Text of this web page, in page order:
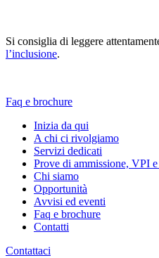
Si consiglia di leggere
l’inclusione.
Faq e brochure
Inizia da qui
A chi ci rivolgiamo
Servizi dedicati
Prove di ammissione, VPI
Chi siamo
Opportunità
Avvisi ed eventi
Faq e brochure
Contatti
Contattaci